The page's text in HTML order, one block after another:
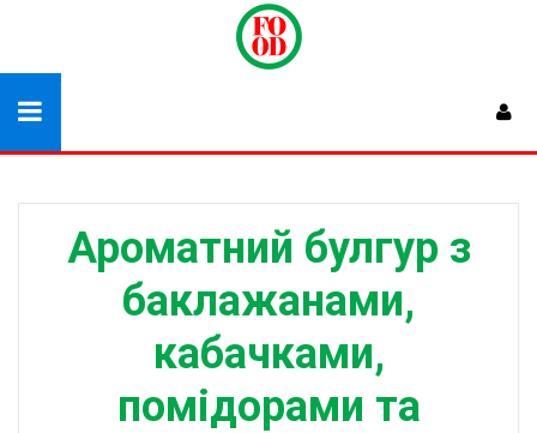
Ароматний булгур з
баклажанами,
кабачками,
помідорами та